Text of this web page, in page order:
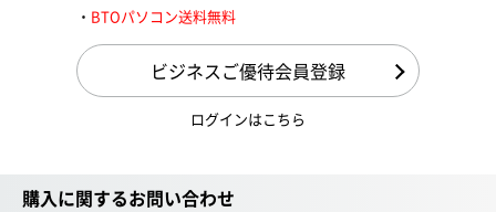
BTOパソコン送料無料
ビジネスご優待会員登録
ログインはこちら
購入に関するお問い合わせ